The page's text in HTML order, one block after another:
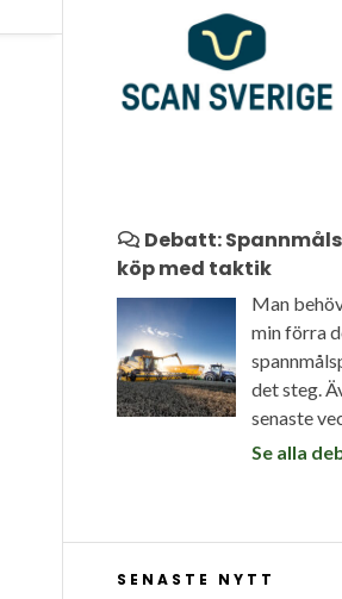
Debatt:
köp med taktik
Man
min förra
det steg.
senaste
Se alla
SENASTE NYTT